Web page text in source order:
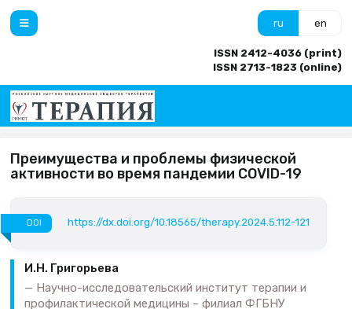
ru en
ISSN 2412-4036 (print)
ISSN 2713-1823 (online)
Преимущества и проблемы физической
активности во время пандемии COVID-19
DOI https://dx.doi.org/10.18565/therapy.2024.5.112-121
И.Н. Григорьева
Научно-исследовательский институт терапии и
профилактической медицины – филиал ФГБНУ